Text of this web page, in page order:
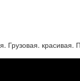
Грузовая. красивая.